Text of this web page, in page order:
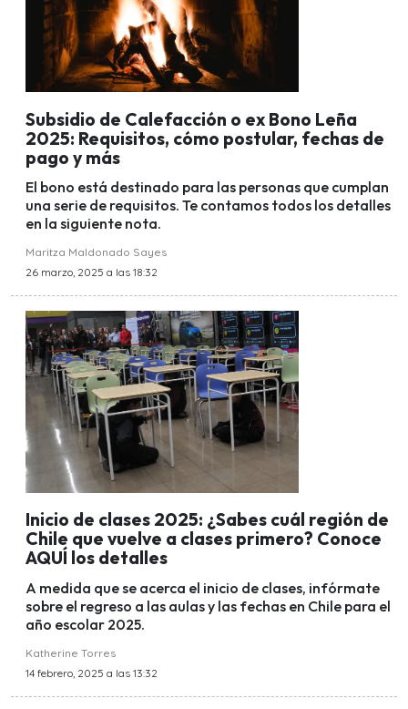
Subsidio de Calefacción o ex Bono Leña
2025: Requisitos, cómo postular, fechas de
pago y más
El bono está destinado para las personas que cumplan
una serie de requisitos. Te contamos todos los detalles
en la siguiente nota.
Maritza Maldonado Sayes
26 marzo, 2025 a las 18:32
Inicio de clases 2025: ¿Sabes cuál región de
Chile que vuelve a clases primero? Conoce
AQUÍ los detalles
A medida que se acerca el inicio de clases, infórmate
sobre el regreso a las aulas y las fechas en Chile para el
año escolar 2025.
Katherine Torres
14 febrero, 2025 a las 13:32